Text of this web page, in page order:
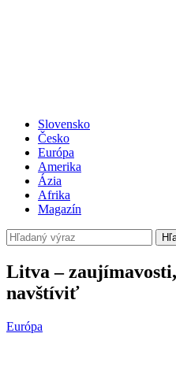
Slovensko
Česko
Európa
Amerika
Ázia
Afrika
Magazín
Litva –
navštíviť
Európa